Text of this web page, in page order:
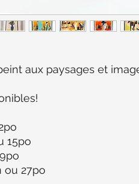
aux paysages et
15po
ou 27po